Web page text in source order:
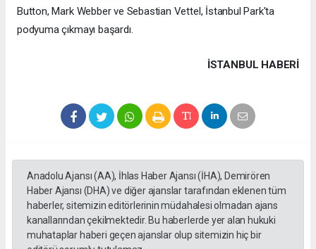
Button, Mark Webber ve Sebastian Vettel, İstanbul Park'ta
podyuma çıkmayı başardı.
İSTANBUL HABERİ
Anadolu Ajansı (AA), İhlas Haber Ajansı (İHA), Demirören
Haber Ajansı (DHA) ve diğer ajanslar tarafından eklenen tüm
haberler, sitemizin editörlerinin müdahalesi olmadan ajans
kanallarından çekilmektedir. Bu haberlerde yer alan hukuki
muhataplar haberi geçen ajanslar olup sitemizin hiç bir